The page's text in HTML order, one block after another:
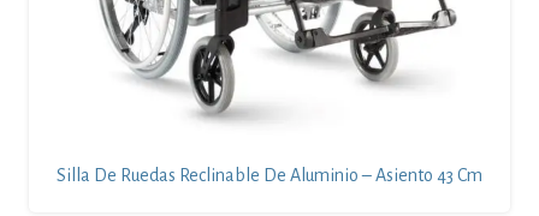
Silla De Ruedas Reclinable De Aluminio – Asiento 43 Cm